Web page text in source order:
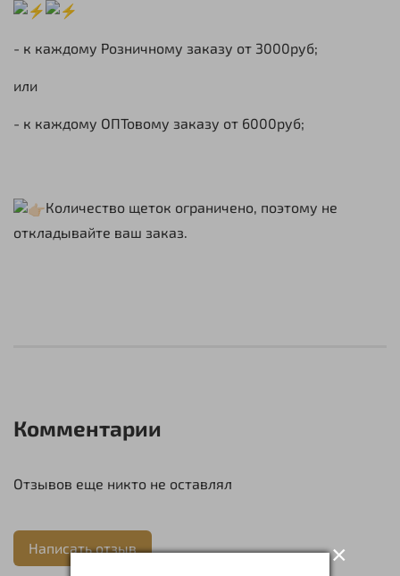
×
- к каждому Розничному заказу от 3000руб;
или
- к каждому ОПТовому заказу от 6000руб;
Количество щеток ограничено, поэтому не
откладывайте ваш заказ.
Комментарии
Отзывов еще никто не оставлял
Написать отзыв